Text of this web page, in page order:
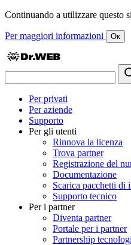
Continuando a utilizzare questo
Per maggiori informazioni Ок
Per privati
Per aziende
Supporto
Per gli utenti
Rinnova la licenza
Trova partner
Registrazione del
Documentazione
Scarica pacchetti di
Supporto tecnico
Per i partner
Diventa partner
Portale per i partner
Partnership